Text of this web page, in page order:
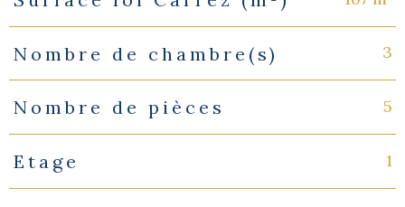
Nombre de chambre(s) 3
Nombre de pièces 5
Etage 1